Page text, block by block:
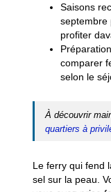
Saisons
septembre
profiter
comparer
selon le
À découvrir
quartiers à
Le ferry qui fend
sel sur la peau.